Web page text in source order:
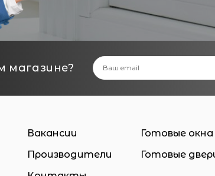
магазине?
Вакансии
Производители
Готовые окна
Готовые